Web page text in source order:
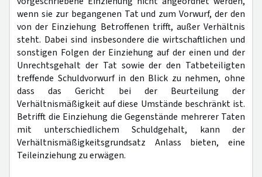
wenn sie zur begangenen Tat und zum Vorwurf, der den
von der Einziehung Betroffenen trifft, außer Verhältnis
steht. Dabei sind insbesondere die wirtschaftlichen und
sonstigen Folgen der Einziehung auf der einen und der
Unrechtsgehalt der Tat sowie der den Tatbeteiligten
treffende Schuldvorwurf in den Blick zu nehmen, ohne
dass das Gericht bei der Beurteilung der
Verhältnismäßigkeit auf diese Umstände beschränkt ist.
Betrifft die Einziehung die Gegenstände mehrerer Taten
mit unterschiedlichem Schuldgehalt, kann der
Verhältnismäßigkeitsgrundsatz Anlass bieten, eine
Teileinziehung zu erwägen.